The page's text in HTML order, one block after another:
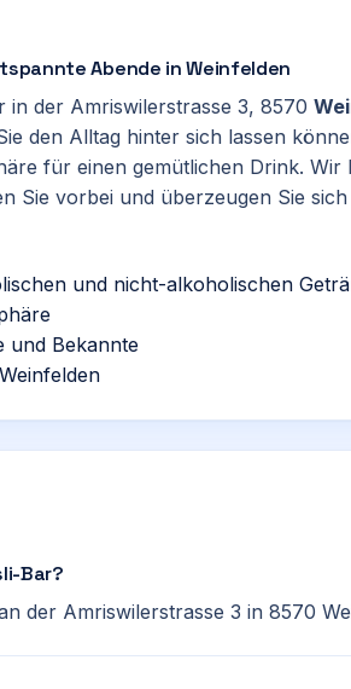
Abende in Weinfelden
in der Amriswilerstrasse 3, 8570
den Alltag hinter sich lassen
für einen gemütlichen Drink. Wir
Sie vorbei und überzeugen Sie sich
und nicht-alkoholischen
und Bekannte
Bar?
der Amriswilerstrasse 3 in 8570